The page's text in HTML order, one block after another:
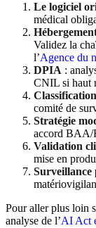
Le logiciel
médical
Validez la
l’Agence du
DPIA :
CNIL si haut
comité de
Stratégie
accord BAA/
Validation
mise en
Surveillance
Pour aller plus loin
analyse de l’AI Act